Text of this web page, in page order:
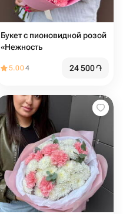
Букет с пионовидной розой
«Нежность
5.004 24 500֏